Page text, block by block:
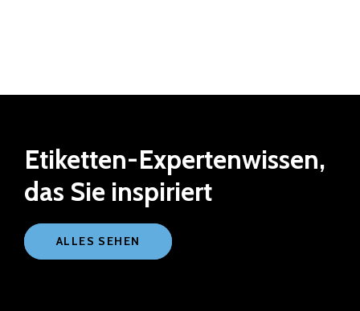
Etiketten-Expertenwissen,
das Sie inspiriert
ALLES SEHEN